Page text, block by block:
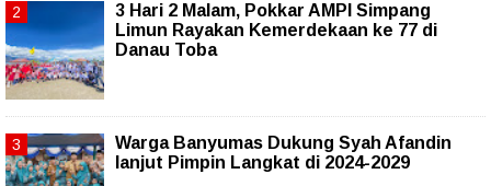
3 Hari 2 Malam, Pokkar AMPI Simpang
Limun Rayakan Kemerdekaan ke 77 di
Danau Toba
Warga Banyumas Dukung Syah Afandin
lanjut Pimpin Langkat di 2024-2029